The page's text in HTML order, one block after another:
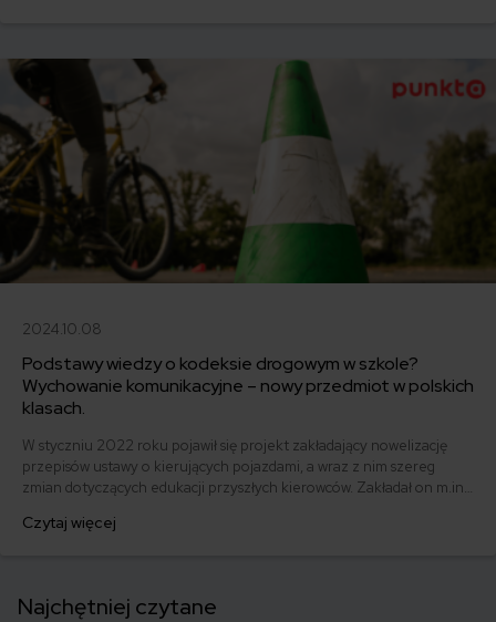
2024.10.08
Podstawy wiedzy o kodeksie drogowym w szkole?
Wychowanie komunikacyjne – nowy przedmiot w polskich
klasach.
W styczniu 2022 roku pojawił się projekt zakładający nowelizację
przepisów ustawy o kierujących pojazdami, a wraz z nim szereg
zmian dotyczących edukacji przyszłych kierowców. Zakładał on m.in.
podstawowych – wychowanie komunikacyjne. Czy projekt wszedł w
Czytaj więcej
Najchętniej czytane